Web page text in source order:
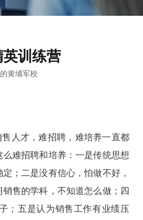
训练营
黄埔军校
人才，难招聘，难培养一直都
难招聘和培养：一是传统思想
；二是没有信心，怕做不好，
售的学科，不知道怎么做；四
；五是认为销售工作有业绩压